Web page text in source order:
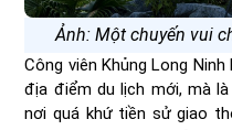
Ảnh: Một chuyến vui
Công viên Khủng Long
địa điểm du lịch mới, mà
nơi quá khứ tiền sử giao